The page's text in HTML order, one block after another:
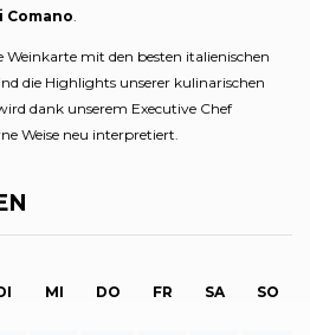
Comano
mit den besten italienischen
die Highlights unserer kulinarischen
dank unserem Executive Chef
Weise neu interpretiert.
MI DO FR SA SO